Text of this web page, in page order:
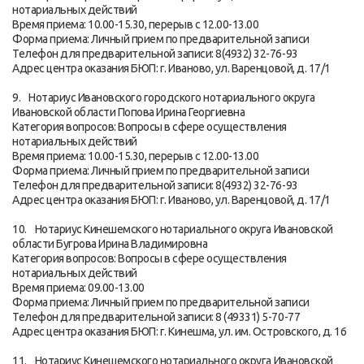
нотариальных действий
Время приема: 10.00-15.30, перерыв с 12.00-13.00
Форма приема: Личный прием по предварительной записи
Телефон для предварительной записи: 8(4932) 32-76-93
Адрес центра оказания БЮП: г. Иваново, ул. Варенцовой, д. 17/1
9. Нотариус Ивановского городского нотариального округа
Ивановской области Попова Ирина Георгиевна
Категория вопросов: Вопросы в сфере осуществления
нотариальных действий
Время приема: 10.00-15.30, перерыв с 12.00-13.00
Форма приема: Личный прием по предварительной записи
Телефон для предварительной записи: 8(4932) 32-76-93
Адрес центра оказания БЮП: г. Иваново, ул. Варенцовой, д. 17/1
10. Нотариус Кинешемского нотариального округа Ивановской
области Бугрова Ирина Владимировна
Категория вопросов: Вопросы в сфере осуществления
нотариальных действий
Время приема: 09.00-13.00
Форма приема: Личный прием по предварительной записи
Телефон для предварительной записи: 8 (49331) 5-70-77
Адрес центра оказания БЮП: г. Кинешма, ул. им. Островского, д. 16
11. Нотариус Кинешемского нотариального округа Ивановской